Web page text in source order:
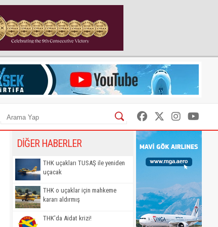
DİĞER HABERLER
THK uçakları TUSAŞ ile yeniden
uçacak
THK o uçaklar için mahkeme
kararı aldırmış
THK'da Aidat krizi!